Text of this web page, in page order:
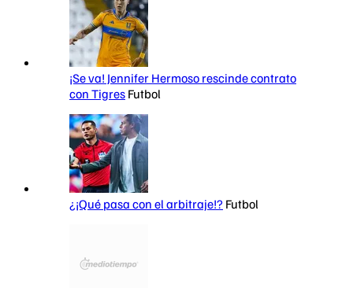
¡Se va! Jennifer Hermoso rescinde contrato
con Tigres Futbol
¿¡Qué pasa con el arbitraje!? Futbol